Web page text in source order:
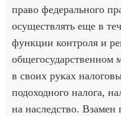
право федерального
осуществлять еще в
функции контроля и
общегосударственном
в своих руках
подоходного налога,
на наследство. Взамен